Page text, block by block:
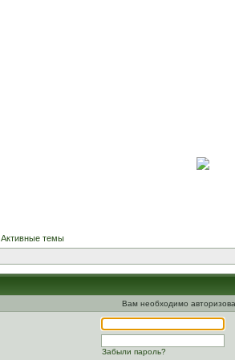
Активные темы
Вам необходимо
Забыли пароль?